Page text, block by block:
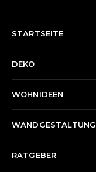
STARTSEITE
DEKO
WOHNIDEEN
WANDGESTALTUNG
RATGEBER